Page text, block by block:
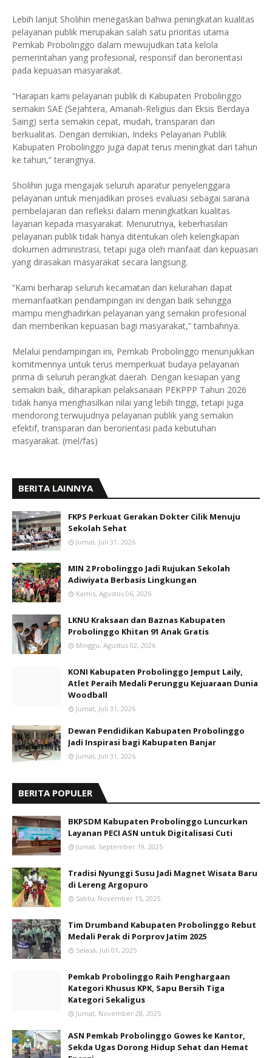
Lebih lanjut Sholihin menegaskan bahwa peningkatan kualitas
pelayanan publik merupakan salah satu prioritas utama
Pemkab Probolinggo dalam mewujudkan tata kelola
pemerintahan yang profesional, responsif dan berorientasi
pada kepuasan masyarakat.
“Harapan kami pelayanan publik di Kabupaten Probolinggo
semakin SAE (Sejahtera, Amanah-Religius dan Eksis Berdaya
Saing) serta semakin cepat, mudah, transparan dan
berkualitas. Dengan demikian, Indeks Pelayanan Publik
Kabupaten Probolinggo juga dapat terus meningkat dari tahun
ke tahun,” terangnya.
Sholihin juga mengajak seluruh aparatur penyelenggara
pelayanan untuk menjadikan proses evaluasi sebagai sarana
pembelajaran dan refleksi dalam meningkatkan kualitas
layanan kepada masyarakat. Menurutnya, keberhasilan
pelayanan publik tidak hanya ditentukan oleh kelengkapan
dokumen administrasi, tetapi juga oleh manfaat dan kepuasan
yang dirasakan masyarakat secara langsung.
“Kami berharap seluruh kecamatan dan kelurahan dapat
memanfaatkan pendampingan ini dengan baik sehingga
mampu menghadirkan pelayanan yang semakin profesional
dan memberikan kepuasan bagi masyarakat,” tambahnya.
Melalui pendampingan ini, Pemkab Probolinggo menunjukkan
komitmennya untuk terus memperkuat budaya pelayanan
prima di seluruh perangkat daerah. Dengan kesiapan yang
semakin baik, diharapkan pelaksanaan PEKPPP Tahun 2026
tidak hanya menghasilkan nilai yang lebih tinggi, tetapi juga
mendorong terwujudnya pelayanan publik yang semakin
efektif, transparan dan berorientasi pada kebutuhan
masyarakat. (mel/fas)
BERITA LAINNYA
FKPS Perkuat Gerakan Dokter Cilik Menuju
Sekolah Sehat
Jumat, Juli 31, 2026
MIN 2 Probolinggo Jadi Rujukan Sekolah
Adiwiyata Berbasis Lingkungan
Kamis, Agustus 06, 2026
LKNU Kraksaan dan Baznas Kabupaten
Probolinggo Khitan 91 Anak Gratis
Minggu, Agustus 02, 2026
KONI Kabupaten Probolinggo Jemput Laily,
Atlet Peraih Medali Perunggu Kejuaraan Dunia
Woodball
Jumat, Juli 31, 2026
Dewan Pendidikan Kabupaten Probolinggo
Jadi Inspirasi bagi Kabupaten Banjar
Jumat, Juli 31, 2026
BERITA POPULER
BKPSDM Kabupaten Probolinggo Luncurkan
Layanan PECI ASN untuk Digitalisasi Cuti
Jumat, September 19, 2025
Tradisi Nyunggi Susu Jadi Magnet Wisata Baru
di Lereng Argopuro
Sabtu, November 15, 2025
Tim Drumband Kabupaten Probolinggo Rebut
Medali Perak di Porprov Jatim 2025
Selasa, Juli 01, 2025
Pemkab Probolinggo Raih Penghargaan
Kategori Khusus KPK, Sapu Bersih Tiga
Kategori Sekaligus
Jumat, November 28, 2025
ASN Pemkab Probolinggo Gowes ke Kantor,
Sekda Ugas Dorong Hidup Sehat dan Hemat